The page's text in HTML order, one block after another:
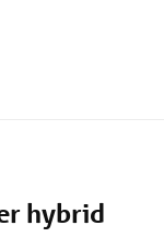
hybrid